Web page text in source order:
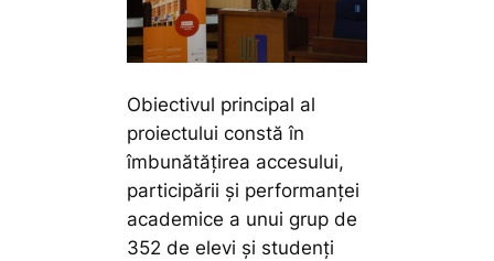
Obiectivul principal al
proiectului constă în
îmbunătățirea accesului,
participării și performanței
academice a unui grup de
352 de elevi și studenți